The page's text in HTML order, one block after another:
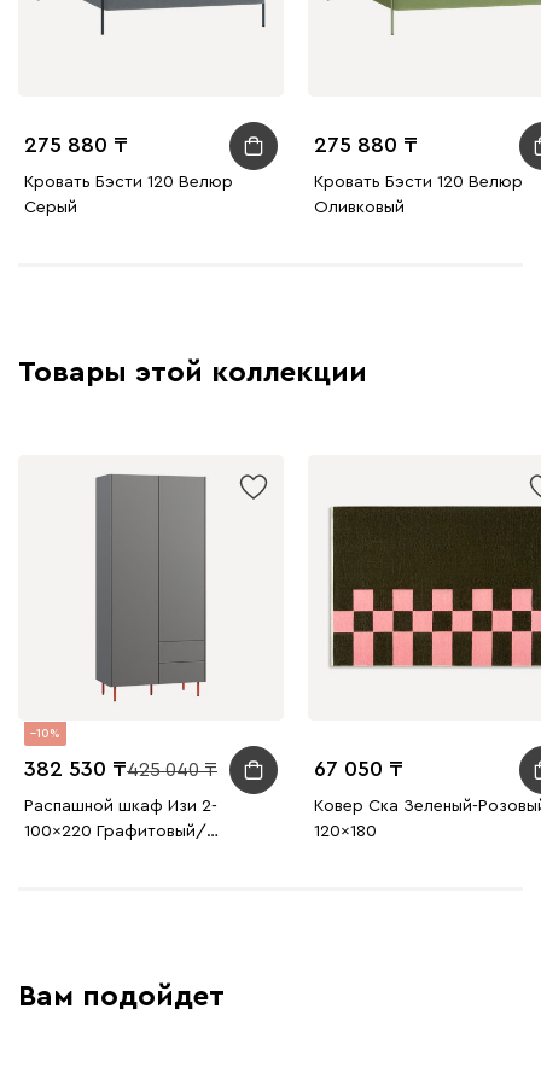
275 880
Кровать Бэсти 120 Велюр
Серый
275 880
Кровать Бэсти 120 Велюр
Оливковый
Товары этой коллекции
10
382 530 425 040
Распашной шкаф Изи 2-
100x220 Графитовый/
67 050
Ковер Ска Зеленый-
120x180
Вам подойдет